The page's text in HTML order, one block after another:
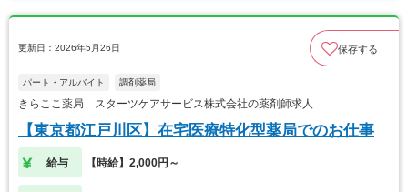
更新日：2026年5月26日 保存する
パート・アルバイト 調剤薬局
きらここ薬局 スターツケアサービス株式会社の薬剤師求人
【東京都江戸川区】在宅医療特化型薬局でのお仕事
給与 【時給】2,000円～